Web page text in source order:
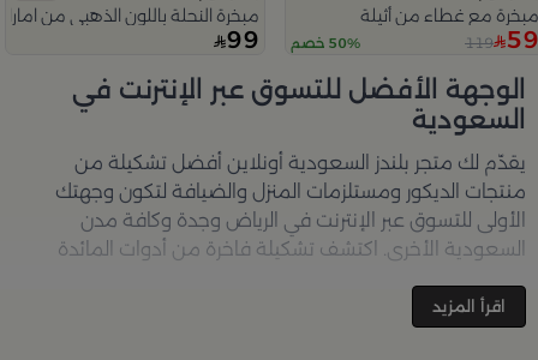
مبخرة مع غطاء من أثيلة
59
119 50% خصم
مبخرة النحلة باللون الذهبي من امارا
99
الوجهة الأفضل للتسوق عبر الإنترنت في
السعودية
يقدّم لك متجر بلندز السعودية أونلاين أفضل تشكيلة من
منتجات الديكور ومستلزمات المنزل والضيافة لتكون وجهتك
الأولى للتسوق عبر الإنترنت في الرياض وجدة وكافة مدن
السعودية الأخرى. اكتشف تشكيلة فاخرة من أدوات المائدة
جمالية على كل زاوية في منزلك – كل ذلك وأكثر في مكان واحد.
تصفّحي الآن عبر الرابط:
اقرأ المزيد